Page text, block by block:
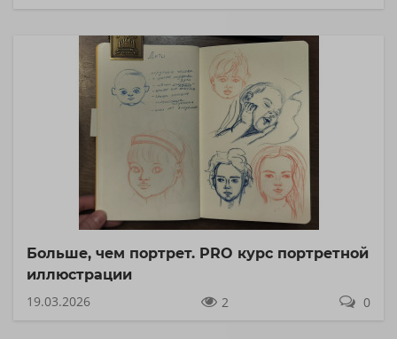
Больше, чем портрет. PRO курс портретной
иллюстрации
19.03.2026
2 0